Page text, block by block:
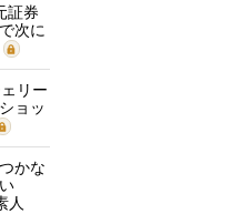
証券
次に
リー
ョッ
かな
人